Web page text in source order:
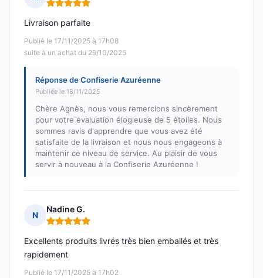
Note : 5 sur 5
Publié le 17/11/2025 à 17h08
suite à un achat du 29/10/2025
Livraison parfaite
Réponse de Confiserie Azuréenne
Publiée le 18/11/2025
Chère Agnès, nous vous remercions sincèrement
pour votre évaluation élogieuse de 5 étoiles. Nous
sommes ravis d'apprendre que vous avez été
satisfaite de la livraison et nous nous engageons à
maintenir ce niveau de service. Au plaisir de vous
servir à nouveau à la Confiserie Azuréenne !
N
Nadine G.
Note : 5 sur 5
Publié le 17/11/2025 à 17h02
Excellents produits livrés très bien emballés et très
rapidement